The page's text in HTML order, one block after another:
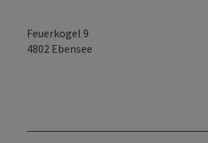
Feuerkogel 9
4802 Ebensee